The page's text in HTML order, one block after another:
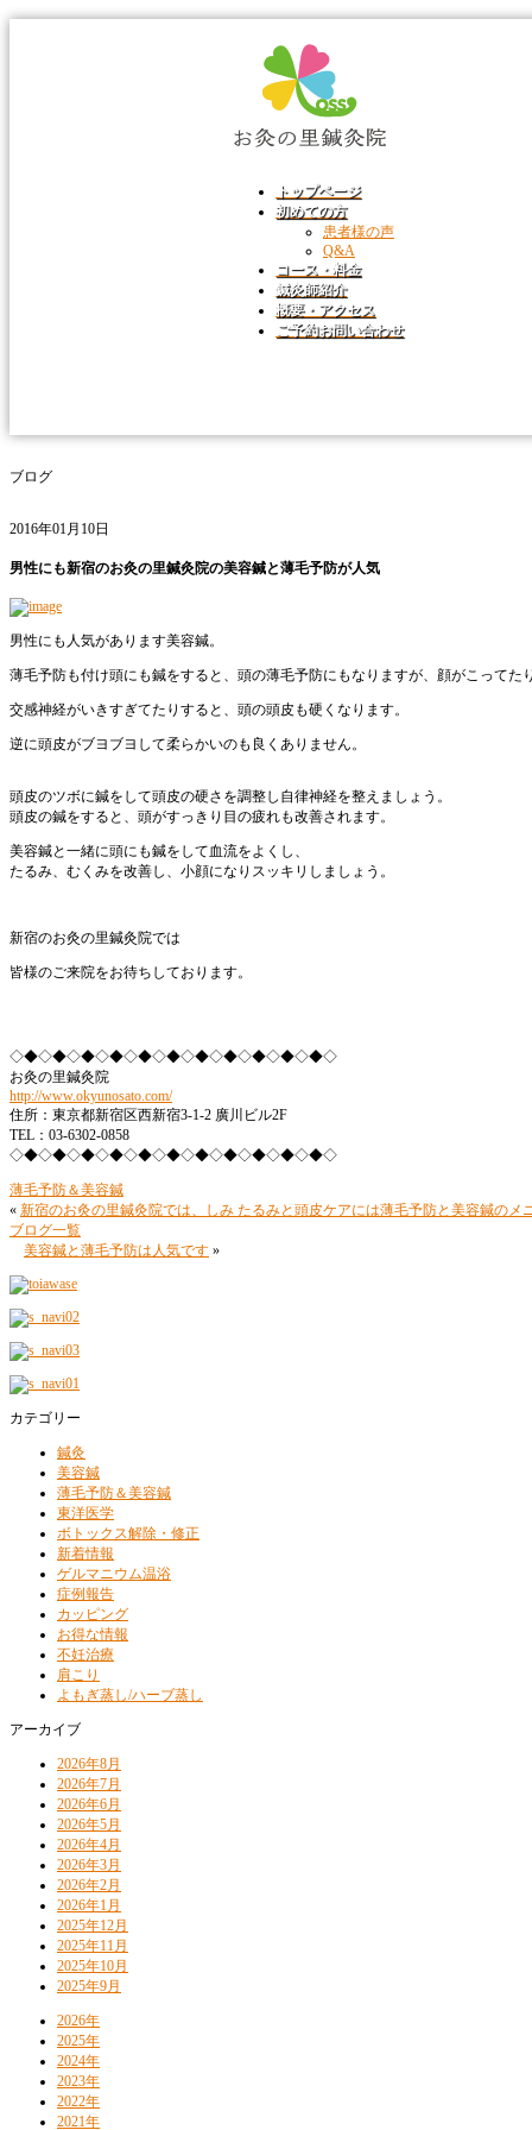
トップページ
初めての方
患者様の声
Q&A
コース・料金
鍼灸師紹介
概要・アクセス
ご予約お問い合わせ
ブログ
2016年01月10日
男性にも新宿のお灸の里鍼灸院の美容鍼と薄毛予防が人気
男性にも人気があります美容鍼。
薄毛予防も付け頭にも鍼をすると、頭の薄毛予防にもなりますが、顔がこってた
交感神経がいきすぎてたりすると、頭の頭皮も硬くなります。
逆に頭皮がブヨブヨして柔らかいのも良くありません。
頭皮のツボに鍼をして頭皮の硬さを調整し自律神経を整えましょう。
頭皮の鍼をすると、頭がすっきり目の疲れも改善されます。
美容鍼と一緒に頭にも鍼をして血流をよくし、
たるみ、むくみを改善し、小顔になりスッキリしましょう。
新宿のお灸の里鍼灸院では
皆様のご来院をお待ちしております。
◇◆◇◆◇◆◇◆◇◆◇◆◇◆◇◆◇◆◇◆◇◆◇
お灸の里鍼灸院
http://www.okyunosato.com/
住所：東京都新宿区西新宿3-1-2 廣川ビル2F
TEL：03-6302-0858
◇◆◇◆◇◆◇◆◇◆◇◆◇◆◇◆◇◆◇◆◇◆◇
薄毛予防＆美容鍼
« 新宿のお灸の里鍼灸院では、しみ たるみと頭皮ケアには薄毛予防と美容鍼のメ
ブログ一覧
美容鍼と薄毛予防は人気です »
カテゴリー
鍼灸
美容鍼
薄毛予防＆美容鍼
東洋医学
ボトックス解除・修正
新着情報
ゲルマニウム温浴
症例報告
カッピング
お得な情報
不妊治療
肩こり
よもぎ蒸し/ハーブ蒸し
アーカイブ
2026年8月
2026年7月
2026年6月
2026年5月
2026年4月
2026年3月
2026年2月
2026年1月
2025年12月
2025年11月
2025年10月
2025年9月
2026年
2025年
2024年
2023年
2022年
2021年